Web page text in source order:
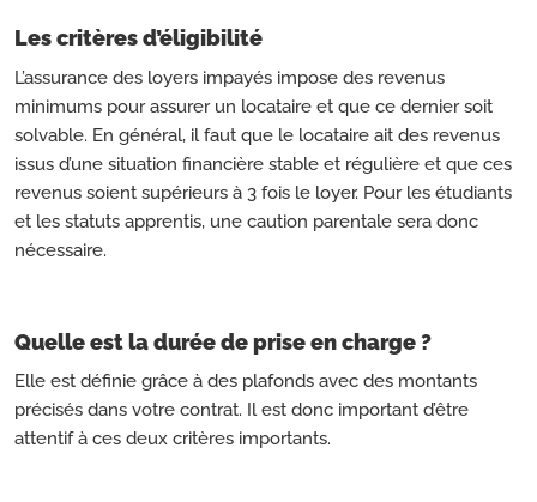
Les critères d’éligibilité
L’assurance des loyers impayés impose des revenus
minimums pour assurer un locataire et que ce dernier soit
solvable. En général, il faut que le locataire ait des revenus
issus d’une situation financière stable et régulière et que ces
revenus soient supérieurs à 3 fois le loyer. Pour les étudiants
et les statuts apprentis, une caution parentale sera donc
nécessaire.
Quelle est la durée de prise en charge ?
Elle est définie grâce à des plafonds avec des montants
précisés dans votre contrat. Il est donc important d’être
attentif à ces deux critères importants.